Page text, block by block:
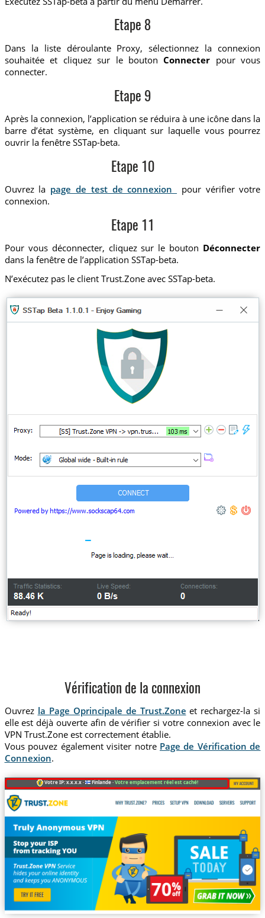
Etape 8
Dans la liste déroulante Proxy, sélectionnez la connexion
souhaitée et cliquez sur le boutonConnecter pour vous
connecter.
Etape 9
Après la connexion, l’application se réduira à une icône dans la
barre d’état système, en cliquant sur laquelle vous pourrez
ouvrir la fenêtre SSTap-beta.
Etape 10
Ouvrez la page de test de connexion
pour vérifier votre
connexion.
Etape 11
Pour vous déconnecter, cliquez sur le bouton Déconnecter
dans la fenêtre de l’application SSTap-beta.
N’exécutez pas le client Trust.Zone avec SSTap-beta.
Vérification de la connexion
Ouvrez la Page Oprincipale de Trust.Zone et rechargez-la si
elle est déjà ouverte afin de vérifier si votre connexion avec le
VPN Trust.Zone est correctement établie.
Vous pouvez également visiter notre Page de Vérification de
Connexion.
Votre IP: x.x.x.x · Finlande ·Votre emplacement réel est caché!